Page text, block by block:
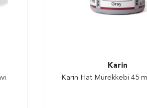
Karin
Karin Hat Mürekkebi 45